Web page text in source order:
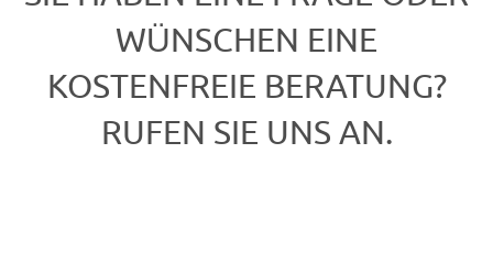
WÜNSCHEN EINE
KOSTENFREIE BERATUNG?
RUFEN SIE UNS AN.